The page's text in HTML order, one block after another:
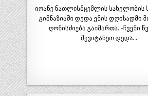
იოანე ნათლისმცემლის სახელობის
გიმნაზიაში დედა ენის დღისადმი
ღონისძიება გაიმართა. -ჩვენი
შევიტანეთ დედა…